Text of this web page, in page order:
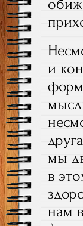
и
мы
в
нам